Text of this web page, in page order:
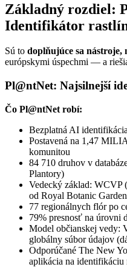
Základný rozdiel:
Identifikátor
Sú to doplňujúce sa nástroje,
európskymi úspechmi — a
Pl@ntNet: Najsilnejší
Čo Pl@ntNet robí:
Bezplatná AI
Postavená na 1,47
komunitou
84 710 druhov v
Plantory)
Vedecký základ: WCVP
od Royal Botanic
77 regionálnych flór po
79% presnosť na úrovni
Model občianskej vedy:
globálny súbor údajov
Odporúčané The New
aplikácia na identifikáciu